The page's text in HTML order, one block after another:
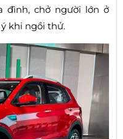
đình, chở người lớn ở
khi ngồi thử.